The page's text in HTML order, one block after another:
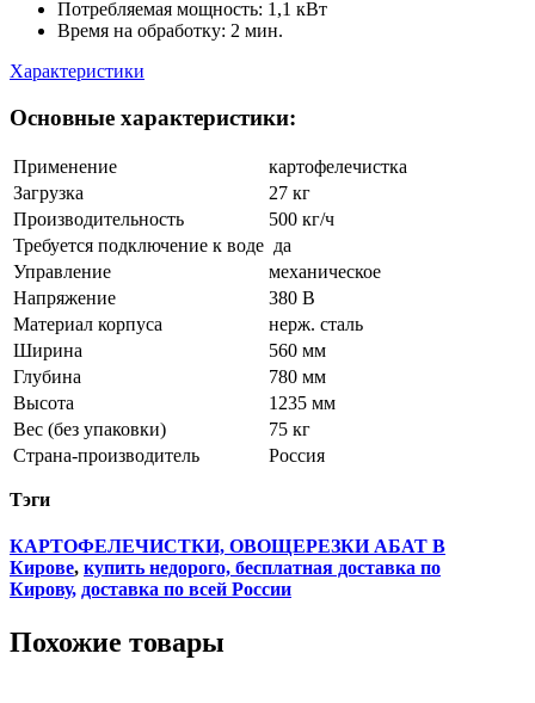
Потребляемая мощность: 1,1 кВт
Время на обработку: 2 мин.
Характеристики
Основные характеристики:
Применение
картофелечистка
Загрузка
27 кг
Производительность
500 кг/ч
Требуется подключение к воде да
Управление
механическое
Напряжение
380 В
Материал корпуса
нерж. сталь
Ширина
560 мм
Глубина
780 мм
Высота
1235 мм
Вес (без упаковки)
75 кг
Страна-производитель
Россия
Тэги
КАРТОФЕЛЕЧИСТКИ, ОВОЩЕРЕЗКИ АБАТ В
Кирове, купить недорого, бесплатная доставка по
Кирову, доставка по всей России
Похожие товары